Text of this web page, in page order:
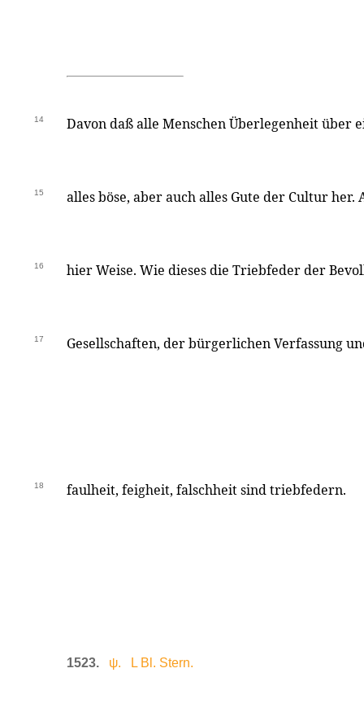
14 Davon daß alle Menschen Überlegenheit über
15 alles böse, aber auch alles Gute der Cultur her.
16 hier Weise. Wie dieses die Triebfeder der
17 Gesellschaften, der bürgerlichen Verfassung
18 faulheit, feigheit, falschheit sind triebfedern.
1523. ψ. L Bl. Stern.